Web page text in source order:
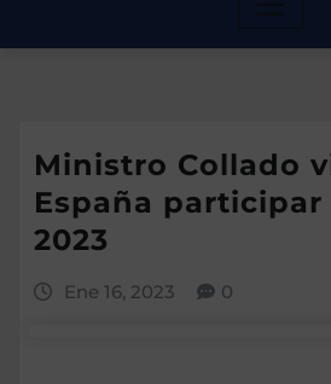
Ministro Collado
España
2023
Ene 16, 2023 0